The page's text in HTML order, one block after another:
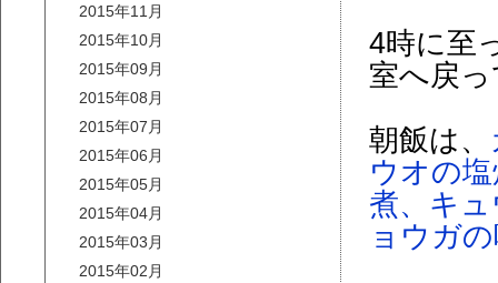
2015年11月
2015年10月
2015年09月
2015年08月
2015年07月
2015年06月
2015年05月
2015年04月
2015年03月
2015年02月
4時に至
室へ戻
朝飯は、
ウオの
煮、キ
ョウガ